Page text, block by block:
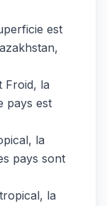
est
Froid, la
pays est
la
pays sont
la